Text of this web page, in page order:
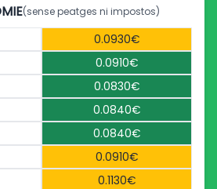
(sense peatges ni impostos)
0.0930€
0.0910€
0.0830€
0.0840€
0.0840€
0.0910€
0.1130€